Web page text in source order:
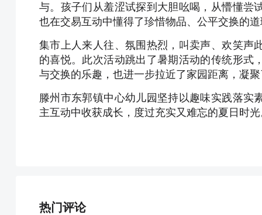
与。孩子们从羞涩试探到大胆吆喝，从懵懂尝
也在交易互动中懂得了珍惜物品、公平交换的
集市上人来人往、氛围热烈，叫卖声、欢笑声
的喜悦。此次活动跳出了暑期活动的传统形式
与交换的乐趣，也进一步拉近了家园距离，凝
滕州市东郭镇中心幼儿园坚持以趣味实践落实
主互动中收获成长，度过充实又难忘的夏日时
热门评论